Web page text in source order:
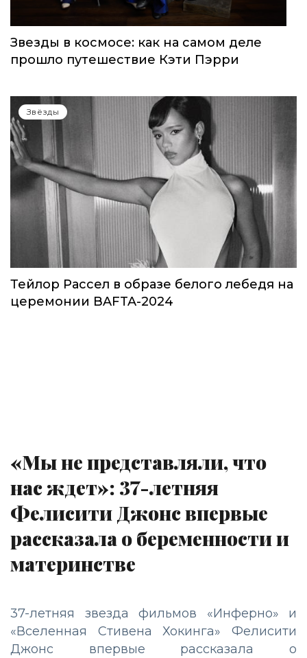
Звезды в космосе: как на самом деле
прошло путешествие Кэти Пэрри
Звёзды
Тейлор Рассел в образе белого лебедя на
церемонии BAFTA-2024
«Мы не представляли, что
нас ждет»: 37-летняя
Фелисити Джонс впервые
рассказала о беременности и
материнстве
37-летняя звезда фильмов «Инферно» и
«Вселенная Стивена Хокинга» Фелисити
Джонс впервые рассказала о